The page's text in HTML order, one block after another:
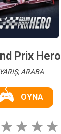
Prix Hero
YARIŞ, ARABA
OYNA